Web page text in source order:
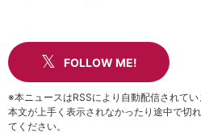
FOLLOW ME!
※本ニュースはRSSにより自動配信されてい
本文が上手く表示されなかったり途中で切
てください。